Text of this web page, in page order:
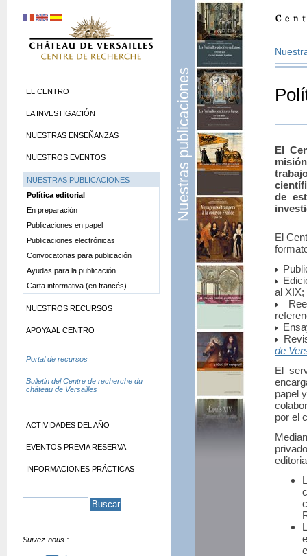
Nuestras publicaciones
El
de
El
al XIX;
de
El
papel
por el
EL CENTRO
LA INVESTIGACIÓN
NUESTRAS ENSEÑANZAS
NUESTROS EVENTOS
NUESTRAS PUBLICACIONES
Política editorial
En preparación
Publicaciones en papel
Publicaciones electrónicas
Convocatorias para publicación
Ayudas para la publicación
Carta informativa (en francés)
NUESTROS RECURSOS
APOYA AL CENTRO
Portal de recursos
Bulletin del Centre de recherche du
château de Versailles
ACTIVIDADES DEL AÑO
EVENTOS PREVIA RESERVA
INFORMACIONES PRÁCTICAS
Suivez-nous :